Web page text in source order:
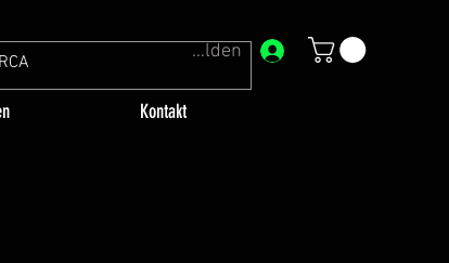
Anmelden
Kontakt